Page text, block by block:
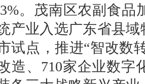
。茂南区农副食
产业入选广东省县
试点，推进“智改数
造、710家企业数字